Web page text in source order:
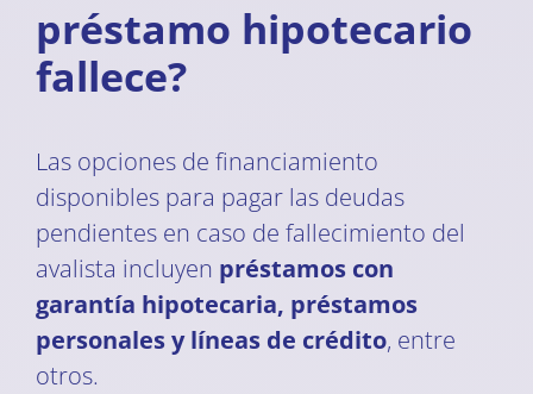
préstamo hipotecario
fallece?
Las opciones de financiamiento
disponibles para pagar las deudas
pendientes en caso de fallecimiento del
avalista incluyen préstamos con
garantía hipotecaria, préstamos
personales y líneas de crédito, entre
otros.